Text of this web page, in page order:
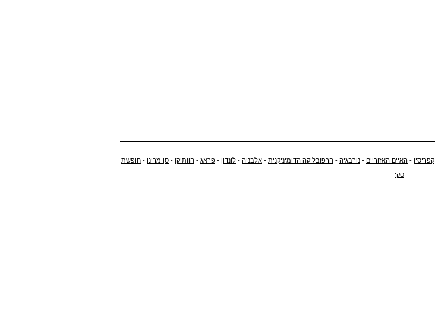
קפריסין - האיים האזוריים - נורבגיה - הרפובליקה הדומיניקנית - אלבניה - לונדון - פראג - הוותיקן - סן מרינו - חופשת
סקי